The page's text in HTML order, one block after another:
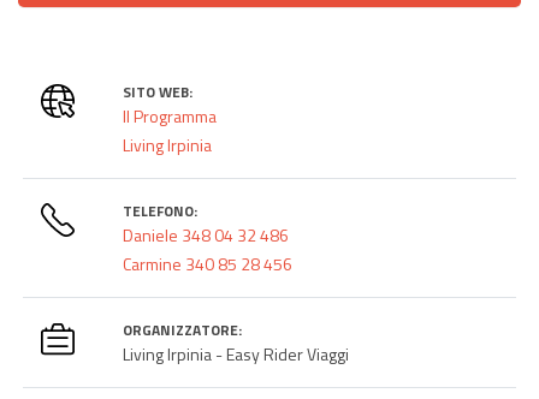
SITO WEB:
Il Programma
Living Irpinia
TELEFONO:
Daniele 348 04 32 486
Carmine 340 85 28 456
ORGANIZZATORE:
Living Irpinia - Easy Rider Viaggi